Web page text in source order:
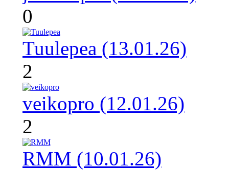
0
Tuulepea (13.01.26)
2
veikopro (12.01.26)
2
RMM (10.01.26)